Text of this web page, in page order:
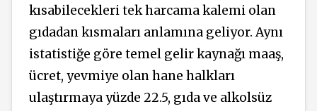
kısabilecekleri tek harcama kalemi olan
gıdadan kısmaları anlamına geliyor. Aynı
istatistiğe göre temel gelir kaynağı maaş,
ücret, yevmiye olan hane halkları
ulaştırmaya yüzde 22.5, gıda ve alkolsüz